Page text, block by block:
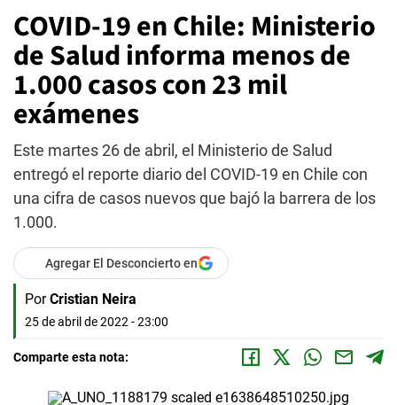
COVID-19 en Chile: Ministerio
de Salud informa menos de
1.000 casos con 23 mil
exámenes
Este martes 26 de abril, el Ministerio de Salud
entregó el reporte diario del COVID-19 en Chile con
una cifra de casos nuevos que bajó la barrera de los
1.000.
Agregar El Desconcierto en
Por Cristian Neira
25 de abril de 2022 - 23:00
Comparte esta nota: